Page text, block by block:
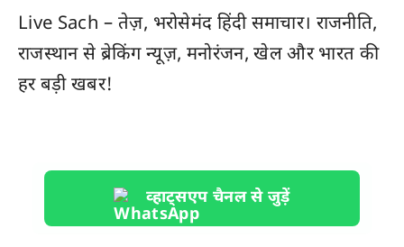
Live Sach – तेज़, भरोसेमंद हिंदी समाचार। राजनीति,
राजस्थानसे ब्रेकिंग न्यूज़, मनोरंजन, खेल औरभारत की
हर बड़ी खबर!
व्हाट्सएप चैनल से जुड़ें